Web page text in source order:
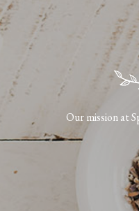
Our mission at